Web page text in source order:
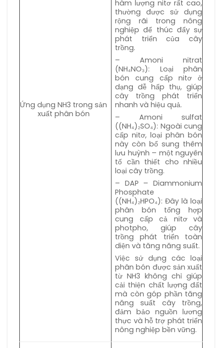
Ứng dụng NH3 trong sản
xuất phân bón
hàm lượng nitơ rất cao,
thường được sử dụng
rộng rãi trong nông
nghiệp để thúc đẩy sự
phát triển của cây
trồng.
– Amoni nitrat
(NH₄NO₃): Loại phân
bón cung cấp nitơ ở
dạng dễ hấp thụ, giúp
cây trồng phát triển
nhanh và hiệu quả.
– Amoni sulfat
((NH₄)₂SO₄): Ngoài cung
cấp nitơ, loại phân bón
này còn bổ sung thêm
lưu huỳnh – một nguyên
tố cần thiết cho nhiều
loại cây trồng.
– DAP – Diammonium
Phosphate
((NH₄)₂HPO₄): Đây là loại
phân bón tổng hợp
cung cấp cả nitơ và
photpho, giúp cây
trồng phát triển toàn
diện và tăng năng suất.
Việc sử dụng các loại
phân bón được sản xuất
từ NH3 không chỉ giúp
cải thiện chất lượng đất
mà còn góp phần tăng
năng suất cây trồng,
đảm bảo nguồn lương
thực và hỗ trợ phát triển
nông nghiệp bền vững.